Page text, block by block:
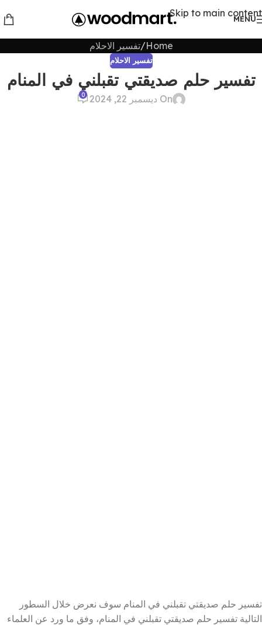
Skip to main content
MENU
Home تفسير الاحلام
تفسير الاحلام
تفسير حلم صديقتي تقبلني في المنام
On ديسمبر 22, 2024 0
تفسير حلم صديقتي تقبلني في المنام سوف نعرض خلال السطور
التالية تفسير حلم صديقتي تقبلني في المنام، وفق ما ورد عن العلماء